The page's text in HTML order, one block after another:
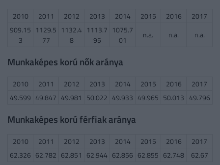
2010 2011 2012 2013 2014 2015 2016
2017
909.15
3
1129.5
77
1132.4
8
1113.7
95
1075.7
01
n.a. n.a. n.a.
Munkaképes korú nők aránya
2010 2011 2012 2013 2014 2015 2016
2017
49.599 49.847 49.981 50.022 49.933 49.965 50.013 49.796
Munkaképes korú férfiak aránya
2010 2011 2012 2013 2014 2015 2016
2017
62.326 62.782 62.851 62.944 62.856 62.855 62.748 62.67